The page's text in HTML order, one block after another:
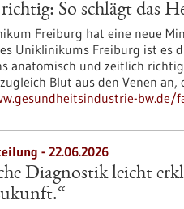
So schlägt das
Freiburg hat eine neue
Uniklinikums Freiburg ist es
anatomisch und zeitlich
Blut aus den Venen
bw.de/
- 22.06.2026
Diagnostik leicht